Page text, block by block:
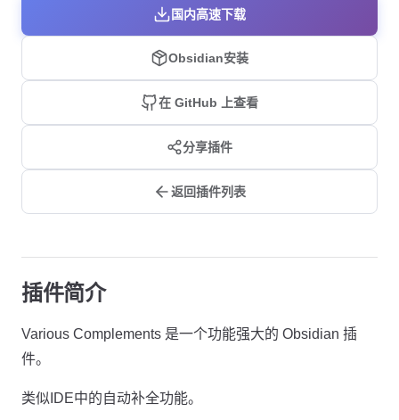
国内高速下载
Obsidian安装
在 GitHub 上查看
分享插件
返回插件列表
插件简介
Various Complements 是一个功能强大的 Obsidian 插
件。
类似IDE中的自动补全功能。